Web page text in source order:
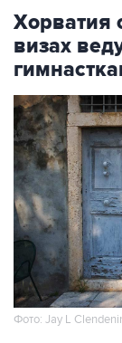
Хорватия
визах
Фото: Jay L